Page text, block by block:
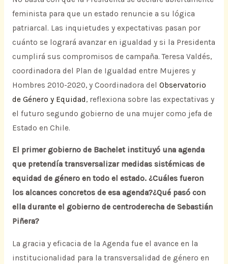
feminista para que un estado renuncie a su lógica
patriarcal. Las inquietudes y expectativas pasan por
cuánto se logrará avanzar en igualdad y si la Presidenta
cumplirá sus compromisos de campaña. Teresa Valdés,
coordinadora del Plan de Igualdad entre Mujeres y
Hombres 2010-2020, y Coordinadora del Observatorio
de Género y Equidad, reflexiona sobre las expectativas y
el futuro segundo gobierno de una mujer como jefa de
Estado en Chile.
El primer gobierno de Bachelet instituyó una agenda
que pretendía transversalizar medidas sistémicas de
equidad de género en todo el estado. ¿Cuáles fueron
los alcances concretos de esa agenda?¿Qué pasó con
ella durante el gobierno de centroderecha de Sebastián
Piñera?
La gracia y eficacia de la Agenda fue el avance en la
institucionalidad para la transversalidad de género en